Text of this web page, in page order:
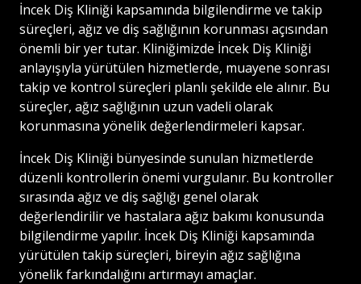
İncek Diş Kliniği kapsamında bilgilendirme ve takip
süreçleri, ağız ve diş sağlığının korunması açısından
önemli bir yer tutar. Kliniğimizde İncek Diş Kliniği
anlayışıyla yürütülen hizmetlerde, muayene sonrası
takip ve kontrol süreçleri planlı şekilde ele alınır. Bu
süreçler, ağız sağlığının uzun vadeli olarak
korunmasına yönelik değerlendirmeleri kapsar.
İncek Diş Kliniği bünyesinde sunulan hizmetlerde
düzenli kontrollerin önemi vurgulanır. Bu kontroller
sırasında ağız ve diş sağlığı genel olarak
değerlendirilir ve hastalara ağız bakımı konusunda
bilgilendirme yapılır. İncek Diş Kliniği kapsamında
yürütülen takip süreçleri, bireyin ağız sağlığına
yönelik farkındalığını artırmayı amaçlar.